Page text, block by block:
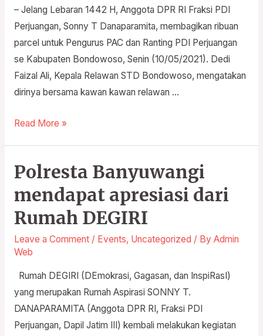
– Jelang Lebaran 1442 H, Anggota DPR RI Fraksi PDI
Perjuangan, Sonny T Danaparamita, membagikan ribuan
parcel untuk Pengurus PAC dan Ranting PDI Perjuangan
se Kabupaten Bondowoso, Senin (10/05/2021). Dedi
Faizal Ali, Kepala Relawan STD Bondowoso, mengatakan
dirinya bersama kawan kawan relawan …
di
Bondowoso
Read More »
Polresta Banyuwangi
mendapat apresiasi dari
Rumah DEGIRI
Leave a Comment / Events, Uncategorized / By Admin
Web
Rumah DEGIRI (DEmokrasi, Gagasan, dan InspiRasI)
yang merupakan Rumah Aspirasi SONNY T.
DANAPARAMITA (Anggota DPR RI, Fraksi PDI
Perjuangan, Dapil Jatim III) kembali melakukan kegiatan
Polresta
mendapat
apresiasi
dari
Rumah